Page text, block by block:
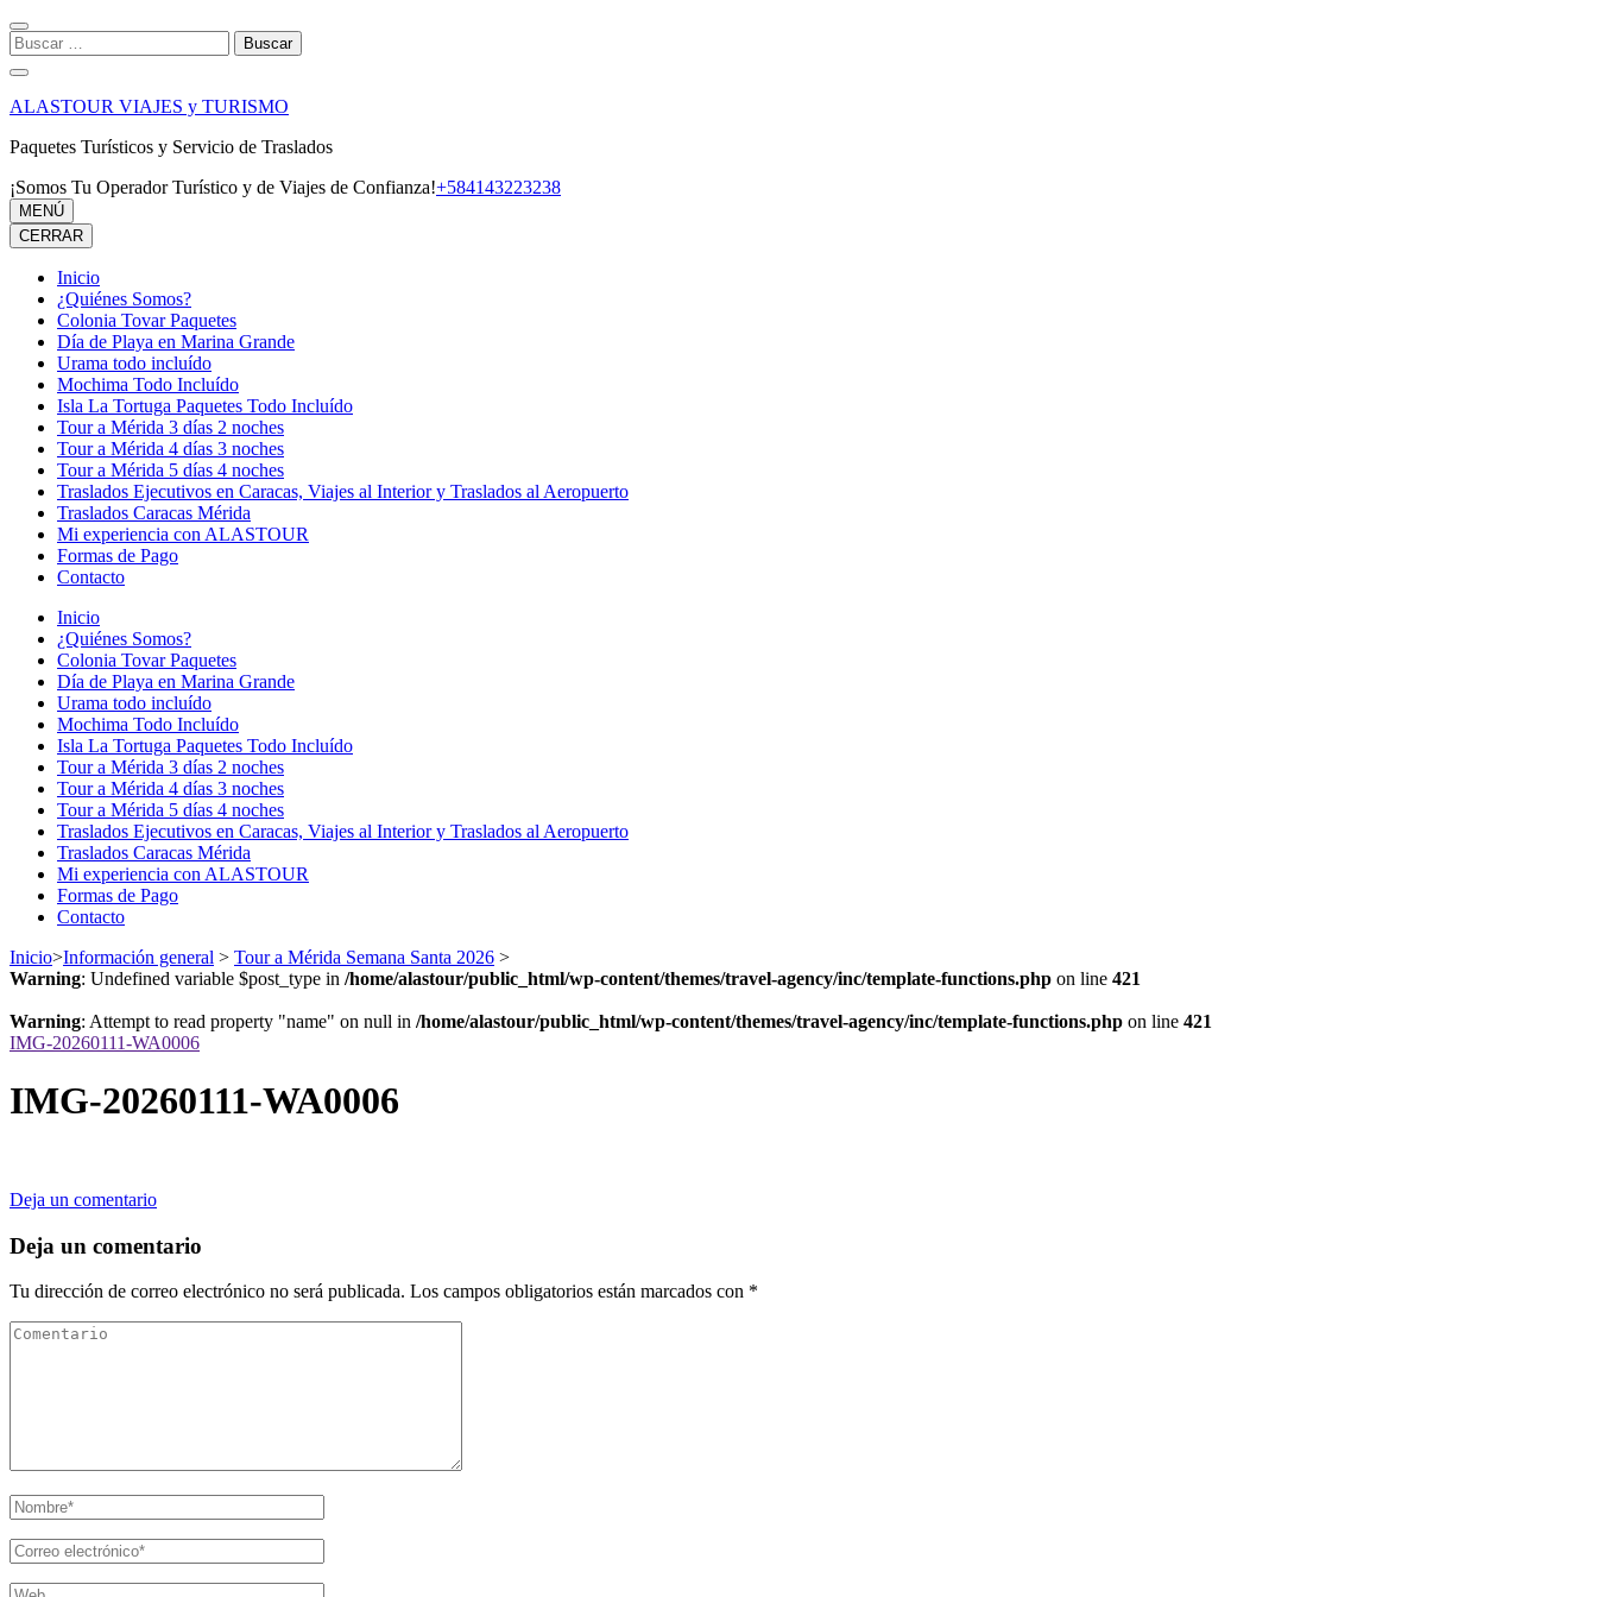
Saltar
al
contenido
(presiona
la
Intro)
Buscar:
ALASTOUR VIAJES y TURISMO
Paquetes Turísticos y Servicio de Traslados
¡Somos Tu Operador Turístico y de Viajes de Confianza!+584143223238
MENÚ
CERRAR
Inicio
¿Quiénes Somos?
Colonia Tovar Paquetes
Día de Playa en Marina Grande
Urama todo incluído
Mochima Todo Incluído
Isla La Tortuga Paquetes Todo Incluído
Tour a Mérida 3 días 2 noches
Tour a Mérida 4 días 3 noches
Tour a Mérida 5 días 4 noches
Traslados Ejecutivos en Caracas, Viajes al Interior y Traslados al Aeropuerto
Traslados Caracas Mérida
Mi experiencia con ALASTOUR
Formas de Pago
Contacto
Inicio
¿Quiénes Somos?
Colonia Tovar Paquetes
Día de Playa en Marina Grande
Urama todo incluído
Mochima Todo Incluído
Isla La Tortuga Paquetes Todo Incluído
Tour a Mérida 3 días 2 noches
Tour a Mérida 4 días 3 noches
Tour a Mérida 5 días 4 noches
Traslados Ejecutivos en Caracas, Viajes al Interior y Traslados al Aeropuerto
Traslados Caracas Mérida
Mi experiencia con ALASTOUR
Formas de Pago
Contacto
Inicio>Información general > Tour a Mérida Semana Santa 2026 >
Warning: Undefined variable $post_type in /home/alastour/public_html/wp-content/themes/travel-agency/inc/template-functions.php on line 421
Warning: Attempt to read property "name" on null in /home/alastour/public_html/wp-content/themes/travel-agency/inc/template-functions.php on line 421
IMG-20260111-WA0006
IMG-20260111-WA0006
Deja un comentarioen
20260111-
Deja un comentario
Tu dirección de correo electrónico no será publicada. Los campos obligatorios están marcados con *
Comentario
Nombre*
Correo
electrónico*
Web